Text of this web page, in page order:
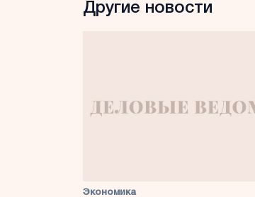
Другие новости
Экономика